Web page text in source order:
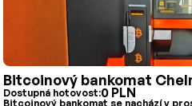
Bitcoinový bankomat
Dostupná hotovost:0 PLN
Bitcoinový bankomat se nachází v